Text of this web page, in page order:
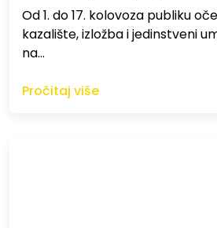
Od 1. do 17. kolovoza publiku
kazalište, izložba i jedinstveni
na…
Pročitaj više